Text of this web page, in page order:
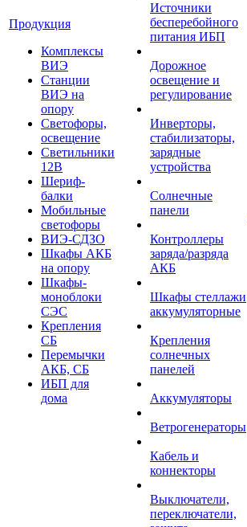
Продукция
Комплексы
ВИЭ
Станции
ВИЭ на
опору
Светофоры,
освещение
Светильники
12В
Шериф-
балки
Мобильные
светофоры
ВИЭ-СДЗО
Шкафы АКБ
на опору
Шкафы-
моноблоки
СЭС
Крепления
СБ
Перемычки
АКБ, СБ
ИБП для
дома
Источники
бесперебойного
питания ИБП
Дорожное
освещение и
регулирование
Инверторы,
стабилизаторы,
зарядные
устройства
Солнечные
панели
Контроллеры
заряда/разряда
АКБ
Шкафы стеллажи
аккумуляторные
Крепления
солнечных
панелей
Аккумуляторы
Ветрогенераторы
Кабель и
коннекторы
Выключатели,
переключатели,